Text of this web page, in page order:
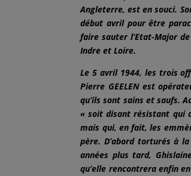
Angleterre, est en souci.
début avril pour être
faire sauter l’Etat-Major
Indre et Loire.
Le 5 avril 1944, les trois
Pierre GEELEN est
qu’ils sont sains et saufs.
« soit disant résistant qui
mais qui, en fait, les
père. D’abord torturés à
années plus tard,
qu’elle rencontrera enfin